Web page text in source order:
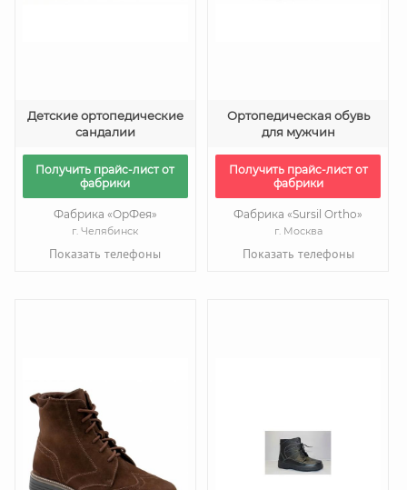
Детские ортопедические
сандалии
Получить прайс-лист от
фабрики
Фабрика «ОрФея»
г. Челябинск
Показать телефоны
Ортопедическая обувь
для мужчин
Получить прайс-лист от
фабрики
Фабрика «Sursil Ortho»
г. Москва
Показать телефоны